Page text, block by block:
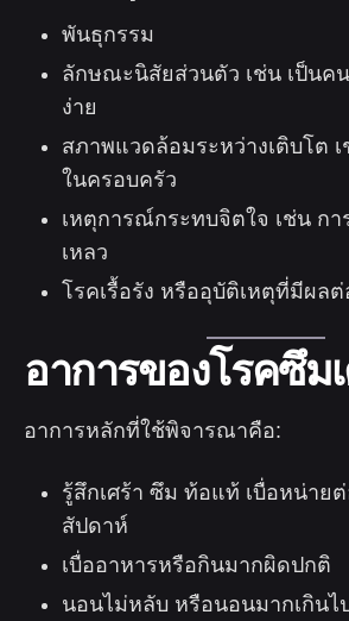
พันธุกรรม
ลักษณะนิสัยส่วนตัว เช่น เป็นค
ง่าย
สภาพแวดล้อมระหว่างเติบโต
ในครอบครัว
เหตุการณ์กระทบจิตใจ เช่น ก
เหลว
โรคเรื้อรัง หรืออุบัติเหตุที่มีผล
อาการของโรคซึม
อาการหลักที่ใช้พิจารณาคือ:
รู้สึกเศร้า ซึม ท้อแท้ เบื่อหน่ายต่
สัปดาห์
เบื่ออาหารหรือกินมากผิดปกติ
นอนไม่หลับ หรือนอนมากเกินไป